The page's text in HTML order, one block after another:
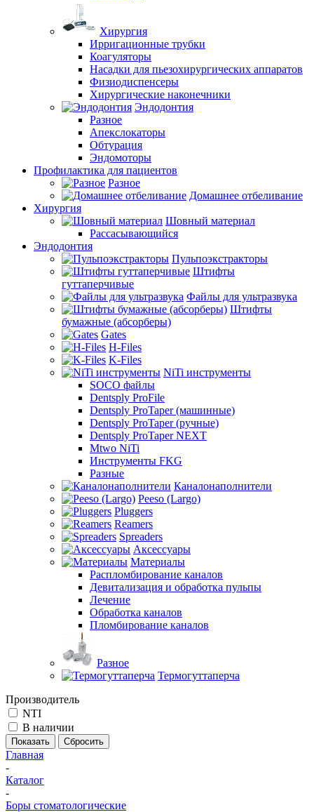
Хирургия
Ирригационные трубки
Коагуляторы
Насадки для пьезохирургических аппаратов
Физиодиспенсеры
Хирургические наконечники
Эндодонтия
Разное
Апекслокаторы
Обтурация
Эндомоторы
Профилактика для пациентов
Разное
Домашнее отбеливание
Хирургия
Шовный материал
Рассасывающийся
Эндодонтия
Пульпоэкстракторы
Штифты
гуттаперчивые
Файлы для ультразвука
Штифты
бумажные (абсорберы)
Gates
H-Files
K-Files
NiTi инструменты
SOCO файлы
Dentsply ProFile
Dentsply ProTaper (машинные)
Dentsply ProTaper (ручные)
Dentsply ProTaper NEXT
Mtwo NiTi
Инструменты FKG
Разные
Каналонаполнители
Peeso (Largo)
Pluggers
Reamers
Spreaders
Аксессуары
Материалы
Распломбирование каналов
Девитализация и обработка пульпы
Лечение
Обработка каналов
Пломбирование каналов
Разное
Термогуттаперча
Производитель
NTI
В наличии
Сбросить
Главная
-
Каталог
-
Боры стоматологические